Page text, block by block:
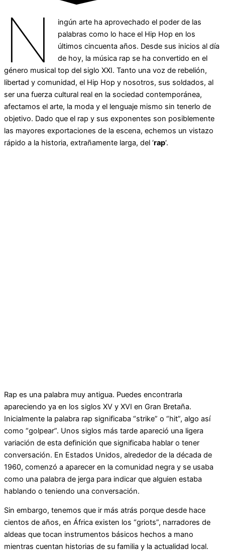
N
ingún arte ha aprovechado el poder de las
palabras como lo hace el Hip Hop en los
últimos cincuenta años. Desde sus inicios al día
de hoy, la música rap se ha convertido en el
género musical top del siglo XXI. Tanto una voz de rebelión,
libertad y comunidad, el Hip Hop y nosotros, sus soldados, al
ser una fuerza cultural real en la sociedad contemporánea,
afectamos el arte, la moda y el lenguaje mismo sin tenerlo de
objetivo. Dado que el rap y sus exponentes son posiblemente
las mayores exportaciones de la escena, echemos un vistazo
rápido a la historia, extrañamente larga, del ‘rap‘.
Rap es una palabra muy antigua. Puedes encontrarla
apareciendo ya en los siglos XV y XVI en Gran Bretaña.
Inicialmente la palabra rap significaba “strike” o “hit”, algo así
como “golpear”. Unos siglos más tarde apareció una ligera
variación de esta definición que significaba hablar o tener
conversación. En Estados Unidos, alrededor de la década de
1960, comenzó a aparecer en la comunidad negra y se usaba
como una palabra de jerga para indicar que alguien estaba
hablando o teniendo una conversación.
Sin embargo, tenemos que ir más atrás porque desde hace
cientos de años, en África existen los “griots”, narradores de
aldeas que tocan instrumentos básicos hechos a mano
mientras cuentan historias de su familia y la actualidad local.